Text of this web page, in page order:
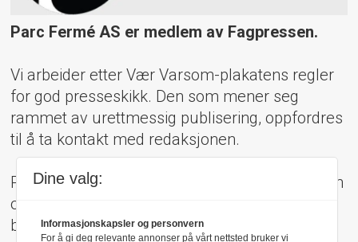
Parc Fermé AS er medlem av Fagpressen.
Vi arbeider etter Vær Varsom-plakatens regler
for god presseskikk. Den som mener seg
rammet av urettmessig publisering, oppfordres
til å ta kontakt med redaksjonen.
Pressens Faglige Utvalg (PFU) er et klageorgan
oppnevnt av Norsk Presseforbund som
behandler klager mot mediene i presseetiske
Dine valg:
Informasjonskapsler og personvern
For å gi deg relevante annonser på vårt nettsted bruker vi